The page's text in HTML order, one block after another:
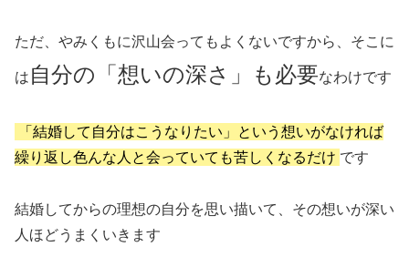
ただ、やみくもに沢山会ってもよくないですから、そこに
は 自分の「想いの深さ」も必要なわけです
「結婚して自分はこうなりたい」という想いがなければ
繰り返し色んな人と会っていても苦しくなるだけ です
結婚してからの理想の自分を思い描いて、その想いが深い
人ほどうまくいきます